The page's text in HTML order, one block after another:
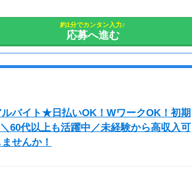
は他の年代と同じ現場でも
考慮により比較的低負荷の業務、
負荷業務や季節により
×月20日勤務）
約1分でカンタン入力♪
応募へ進む
ルバイト★日払いOK！WワークOK！初期
60代以上も活躍中／未経験から高収入可
せんか！